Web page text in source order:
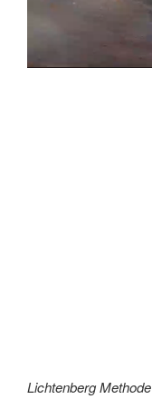
Lichtenberg Methode